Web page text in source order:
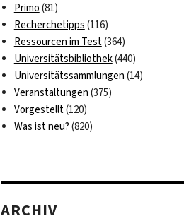
Primo (81)
Recherchetipps (116)
Ressourcen im Test(364)
Universitätsbibliothek(440)
Universitätssammlungen (14)
Veranstaltungen (375)
Vorgestellt(120)
Was ist neu? (820)
ARCHIV